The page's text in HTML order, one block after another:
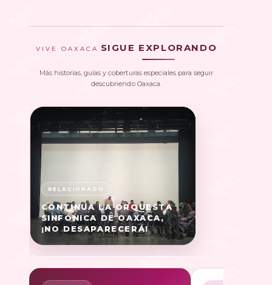
VIVE OAXACA SIGUE EXPLORANDO
Más historias, guías y coberturas especiales para seguir
descubriendo Oaxaca.
CONTINUA LA ORQUESTA
SINFÓNICA DE OAXACA,
¡NO DESAPARECERÁ!